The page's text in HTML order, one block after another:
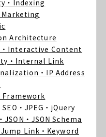
・Indexing
Marketing
Architecture
・Interactive Content
・Internal Link
・IP Address
Framework
・JPEG ・jQuery
・JSON ・JSON Schema
Jump Link ・Keyword